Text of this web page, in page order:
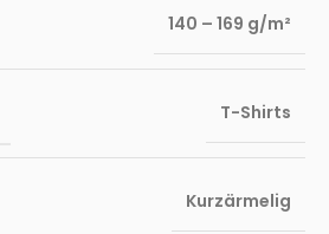
140 – 169 g/m²
T-Shirts
Kurzärmelig